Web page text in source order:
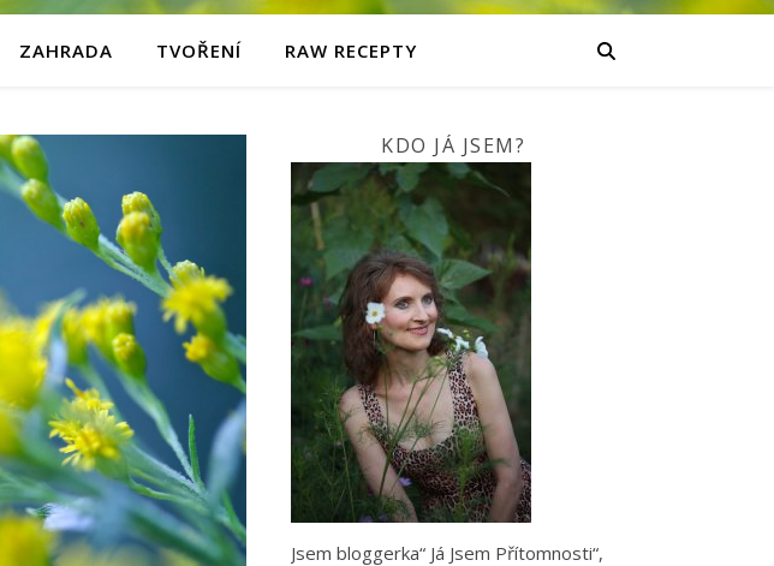
ZAHRADA TVOŘENÍ RAW RECEPTY
KDO JÁ JSEM?
Jsem bloggerka“ Já Jsem Přítomnosti“,